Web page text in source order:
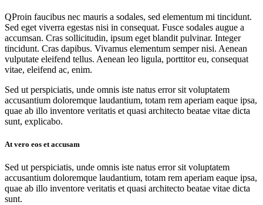
QProin faucibus nec mauris a sodales, sed elementum mi tincidunt.
Sed eget viverra egestas nisi in consequat. Fusce sodales augue a
accumsan. Cras sollicitudin, ipsum eget blandit pulvinar. Integer
tincidunt. Cras dapibus. Vivamus elementum semper nisi. Aenean
vulputate eleifend tellus. Aenean leo ligula, porttitor eu, consequat
vitae, eleifend ac, enim.
Sed ut perspiciatis, unde omnis iste natus error sit voluptatem
accusantium doloremque laudantium, totam rem aperiam eaque ipsa,
quae ab illo inventore veritatis et quasi architecto beatae vitae dicta
sunt, explicabo.
At vero eos et accusam
Sed ut perspiciatis, unde omnis iste natus error sit voluptatem
accusantium doloremque laudantium, totam rem aperiam eaque ipsa,
quae ab illo inventore veritatis et quasi architecto beatae vitae dicta
sunt.